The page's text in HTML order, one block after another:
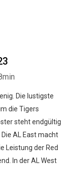
Die lustigste
die Tigers
steht endgültig
AL East macht
Leistung der Red
In der AL West